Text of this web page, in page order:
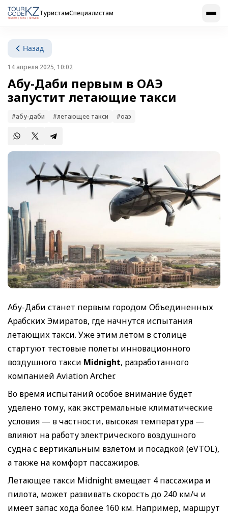
ТуристамСпециалистам
Назад
14 апреля 2025, 10:02
Абу-Даби первым в ОАЭ
запустит летающие такси
#абу-даби #летающее такси #оаэ
Абу-Даби станет первым городом Объединенных
Арабских Эмиратов, где начнутся испытания
летающих такси. Уже этим летом в столице
стартуют тестовые полеты инновационного
воздушного такси Midnight, разработанного
компанией Aviation Archer.
Во время испытаний особое внимание будет
уделено тому, как экстремальные климатические
условия — в частности, высокая температура —
влияют на работу электрического воздушного
судна с вертикальным взлетом и посадкой (eVTOL),
а также на комфорт пассажиров.
Летающее такси Midnight вмещает 4 пассажира и
пилота, может развивать скорость до 240 км/ч и
имеет запас хода более 160 км. Например, маршрут